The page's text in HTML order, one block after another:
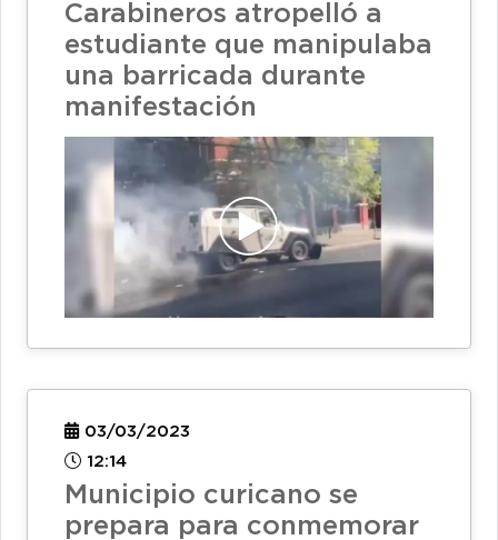
Carabineros atropelló a
estudiante que manipulaba
una barricada durante
manifestación
03/03/2023
12:14
Municipio curicano se
prepara para conmemorar